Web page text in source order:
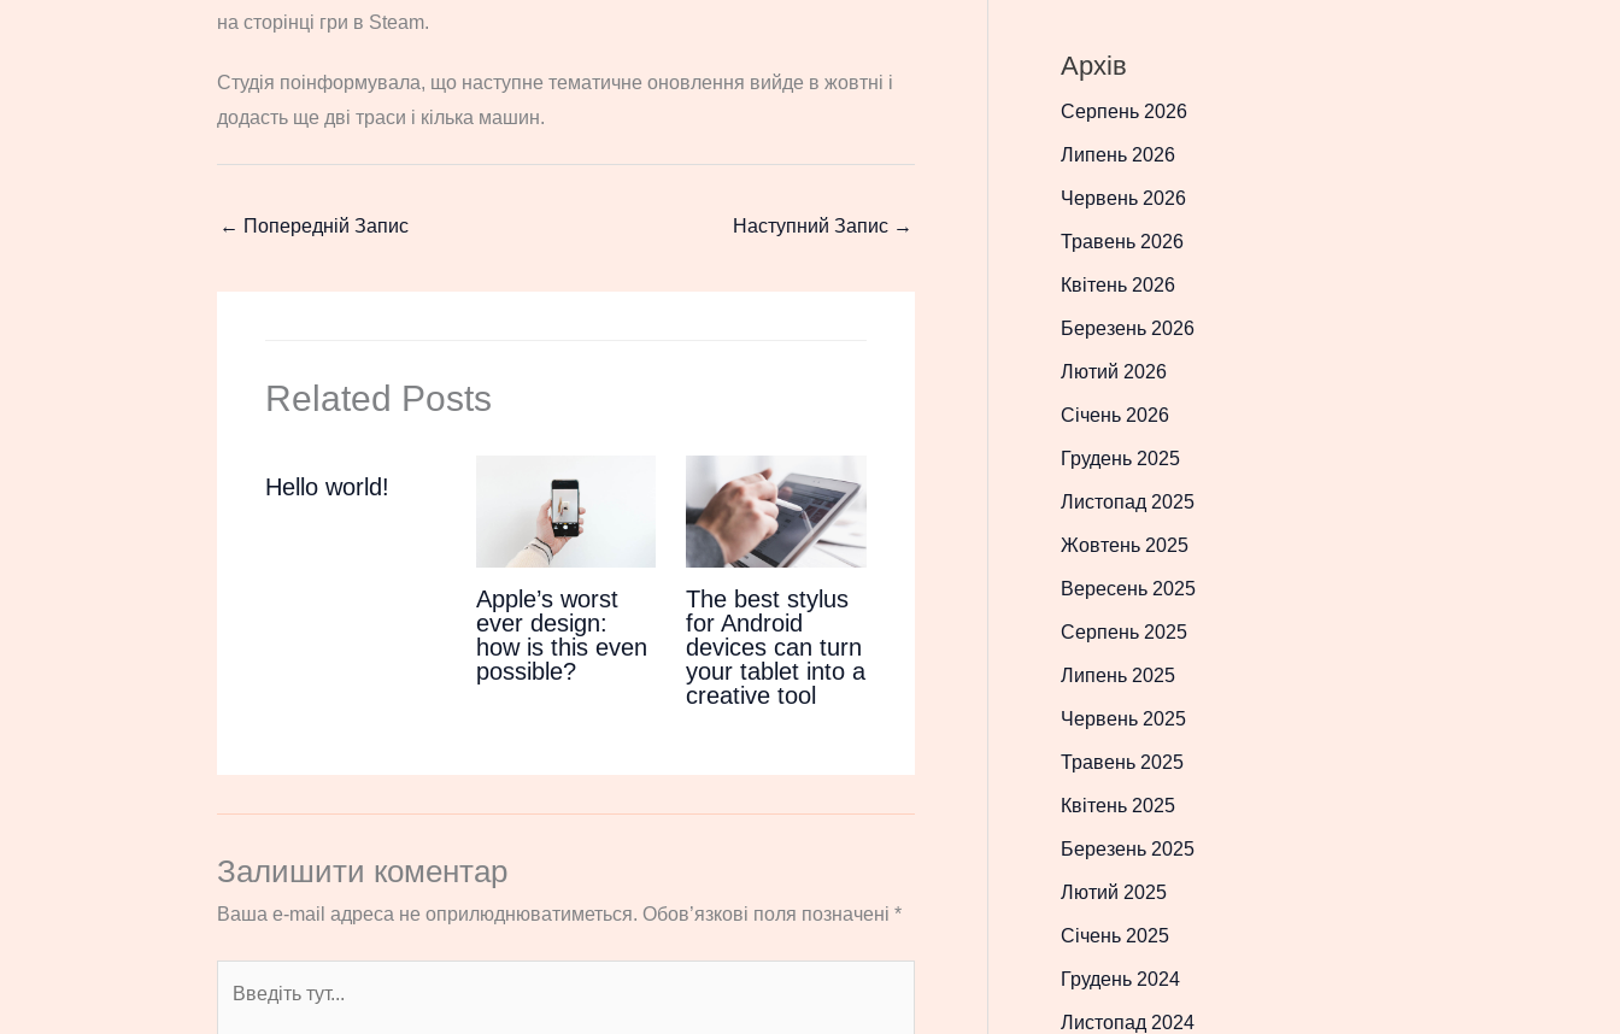
на сторінці гри в Steam.
Студія поінформувала, що наступне тематичне оновлення вийде в жовтні і
додасть ще дві траси і кілька машин.
← Попередній Запис Наступний Запис →
Related Posts
Hello world!
Apple’s worst
ever design:
how is this even
possible?
The best stylus
for Android
devices can turn
your tablet into a
creative tool
Залишити коментар
Ваша e-mail адреса не оприлюднюватиметься. Обов’язкові поля позначені *
Архів
Серпень 2026
Липень 2026
Червень 2026
Травень 2026
Квітень 2026
Березень 2026
Лютий 2026
Січень 2026
Грудень 2025
Листопад 2025
Жовтень 2025
Вересень 2025
Серпень 2025
Липень 2025
Червень 2025
Травень 2025
Квітень 2025
Березень 2025
Лютий 2025
Січень 2025
Грудень 2024
Листопад 2024